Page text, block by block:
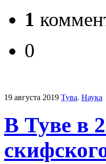
1
0
19 августа 2019 Тува. Наука
В Туве в